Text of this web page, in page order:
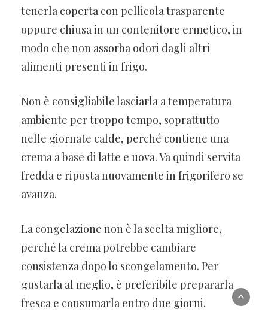
tenerla coperta con pellicola trasparente
oppure chiusa in un contenitore ermetico, in
modo che non assorba odori dagli altri
alimenti presenti in frigo.
Non è consigliabile lasciarla a temperatura
ambiente per troppo tempo, soprattutto
nelle giornate calde, perché contiene una
crema a base di latte e uova. Va quindi servita
fredda e riposta nuovamente in frigorifero se
avanza.
La congelazione non è la scelta migliore,
perché la crema potrebbe cambiare
consistenza dopo lo scongelamento. Per
gustarla al meglio, è preferibile prepararla
fresca e consumarla entro due giorni.